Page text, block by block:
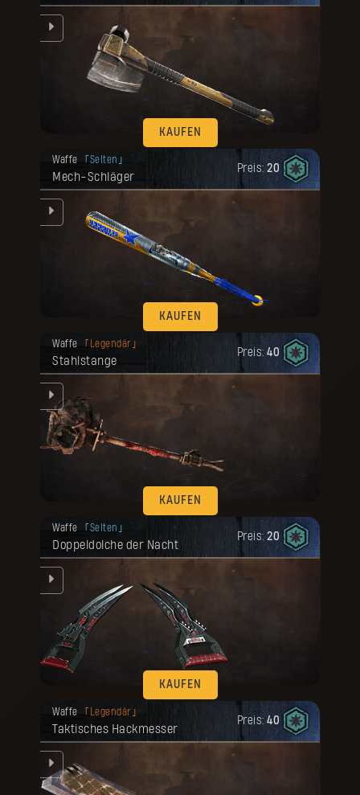
KAUFEN
Waffe Selten
Mech-Schläger
Preis: 20
KAUFEN
Deine Belohnung ist freigeschaltet
worden.
Waffe Legendär
Stahlstange
Preis: 40
KAUFEN
Deine Belohnung ist freigeschaltet
worden.
Waffe Selten
Doppeldolche der Nacht
Preis: 20
KAUFEN
Deine Belohnung ist freigeschaltet
worden.
Waffe Legendär
Taktisches Hackmesser
Preis: 40
Deine Belohnung ist freigeschaltet
worden.